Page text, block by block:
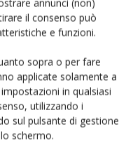
annunci (non)
il consenso può
e funzioni.
sopra o per fare
applicate solamente a
in qualsiasi
utilizzando i
sul pulsante di gestione
schermo.
al numero di ore di
sufficienti per
accensione
zero del termometro
la
(esterno al
Il sistema è molto